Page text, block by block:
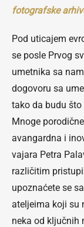
fotografske
Pod uticajem
se posle Prvog
umetnika sa
dogovoru sa
tako da budu
Mnoge
avangardna i
vajara Petra
različitim
upoznaćete se
ateljeima koji su
neka od ključnih